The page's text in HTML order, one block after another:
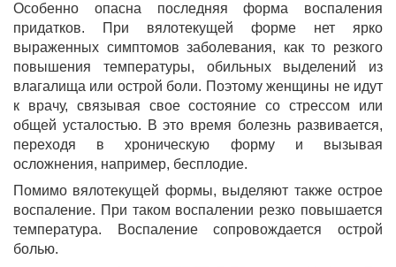
Особенно опасна последняя форма воспаления
придатков. При вялотекущей форме нет ярко
выраженных симптомов заболевания, как то резкого
повышения температуры, обильных выделений из
влагалища или острой боли. Поэтому женщины не идут
к врачу, связывая свое состояние со стрессом или
общей усталостью. В это время болезнь развивается,
переходя в хроническую форму и вызывая
осложнения, например, бесплодие.
Помимо вялотекущей формы, выделяют также острое
воспаление. При таком воспалении резко повышается
температура. Воспаление сопровождается острой
болью.